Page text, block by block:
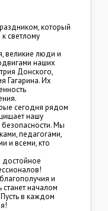
который
светлому
великие люди и
наших
Донского,
Гагарина. Их
сегодня рядом
нашу
безопасности. Мы
педагогами,
и всеми, кто
достойное
и
станет началом
в каждом